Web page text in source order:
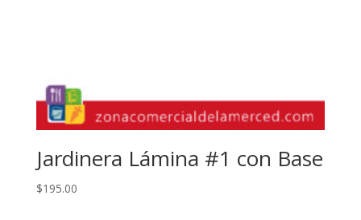
Jardinera Lámina #1 con Base
$195.00